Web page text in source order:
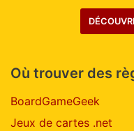
Où trouver des
BoardGameGeek
Jeux de cartes .net